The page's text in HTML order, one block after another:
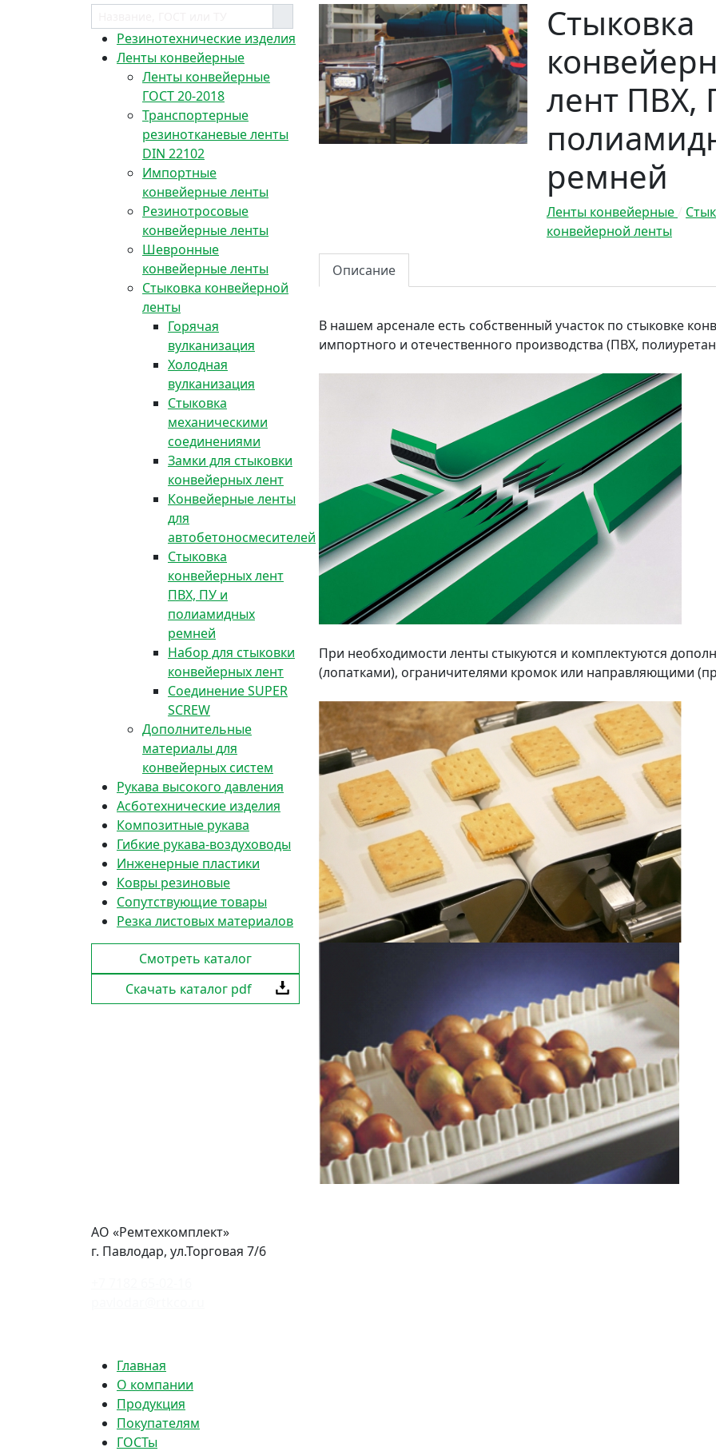
Резинотехнические изделия
Ленты конвейерные
Ленты конвейерные
ГОСТ 20-2018
Транспортерные
резинотканевые ленты
DIN 22102
Импортные
конвейерные ленты
Резинотросовые
конвейерные ленты
Шевронные
конвейерные ленты
Стыковка конвейерной
ленты
Горячая
вулканизация
Холодная
вулканизация
Стыковка
механическими
соединениями
Замки для стыковки
конвейерных лент
Конвейерные ленты
для
автобетоносмесителей
Стыковка
конвейерных лент
ПВХ, ПУ и
полиамидных
ремней
Набор для стыковки
конвейерных лент
Соединение SUPER
SCREW
Дополнительные
материалы для
конвейерных систем
Рукава высокого давления
Асботехнические изделия
Композитные рукава
Гибкие рукава-воздуховоды
Инженерные пластики
Ковры резиновые
Сопутствующие товары
Резка листовых материалов
Смотреть каталог
Скачать каталог pdf
Стыковка
лент ПВХ,
ремней
Ленты конвейерные
конвейерной ленты
Описание
В нашем арсенале есть собственный участок по стыковке
импортного и отечественного производства (ПВХ,
При необходимости ленты стыкуются и комплектуются
(лопатками), ограничителями кромок или направляющими
АО «Ремтехкомплект»
г. Павлодар, ул.Торговая 7/6
Главная
О компании
Продукция
Покупателям
ГОСТы